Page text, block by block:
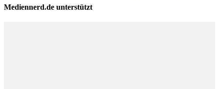
Mediennerd.de unterstützt